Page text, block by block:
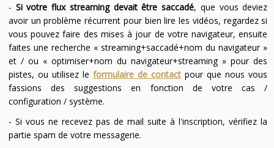
- Si votre flux streaming devait être saccadé, que vous deviez
avoir un problème récurrent pour bien lire les vidéos, regardez si
vous pouvez faire des mises à jour de votre navigateur, ensuite
faites une recherche « streaming+saccadé+nom du navigateur »
et / ou « optimiser+nom du navigateur+streaming » pour des
pistes, ou utilisez leformulaire de contact pour que nous vous
fassions des suggestions en fonction de votre cas /
configuration / système.
- Si vous ne recevez pas de mail suite à l'inscription, vérifiez la
partie spam de votre messagerie.